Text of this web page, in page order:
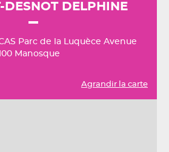
DESNOT DELPHINE
Parc de la Luquèce Avenue
Manosque
Agrandir la carte